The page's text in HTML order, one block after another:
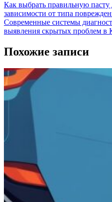
Как выбрать правильную пасту
зависимости от типа
Современные системы
выявления скрытых проблем
Похожие записи